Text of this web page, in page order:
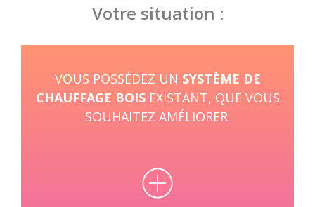
Votre situation :
VOUS POSSÉDEZ UN SYSTÈME DE
CHAUFFAGE BOISEXISTANT, QUE VOUS
SOUHAITEZ AMÉLIORER.